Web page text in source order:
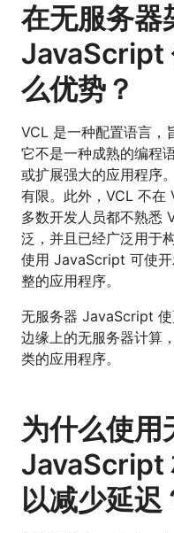
在无服务器
JavaScript
么优势？
VCL 是一种配置语言，
它不是一种成熟的编程
或扩展强大的应用程序
有限。此外，VCL 不在
多数开发人员都不熟悉
泛，并且已经广泛用于
使用 JavaScript 可使
整的应用程序。
无服务器 JavaScript
边缘上的无服务器计算
类的应用程序。
为什么使用
JavaScript
以减少延迟